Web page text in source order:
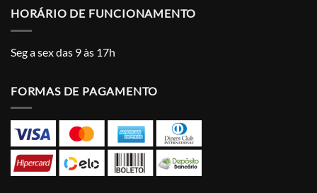
HORÁRIO DE FUNCIONAMENTO
Seg a sex das 9 às 17h
FORMAS DE PAGAMENTO